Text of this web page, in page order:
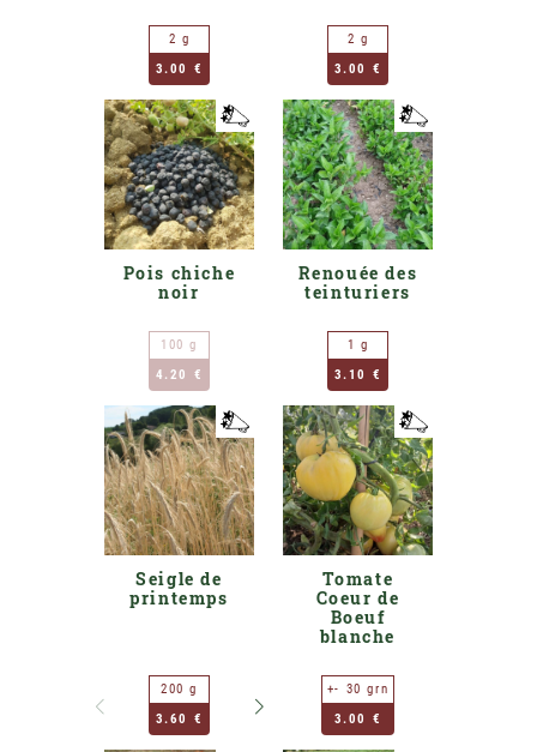
2 g
3.00 €
2 g
3.00 €
Pois chiche
noir
100 g
4.20 €
Renouée des
teinturiers
1 g
3.10 €
Seigle de
printemps
200 g
3.60 €
400 g
5.70 €
Tomate
Coeur de
Boeuf
blanche
+- 30 grn
3.00 €